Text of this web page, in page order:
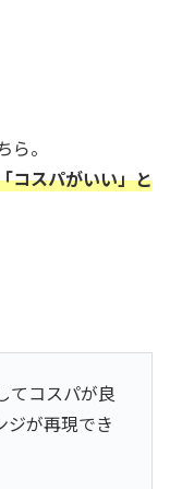
。
コスパがいい」と
てコスパが良
ジが再現でき